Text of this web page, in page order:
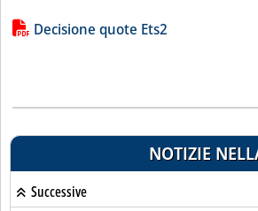
Lista allegati PDF alla notizia
Decisione quote Ets2
NOTIZIE
Successive